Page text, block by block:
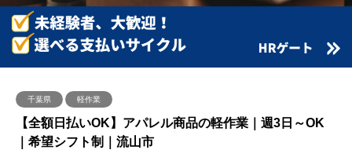
千葉県 軽作業
【全額日払いOK】アパレル商品の軽作業｜週3日～OK
｜希望シフト制｜流山市